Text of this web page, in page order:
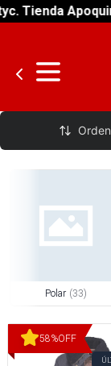
Apoquindo
Segunda Capa
Polar (33)
58%OFF